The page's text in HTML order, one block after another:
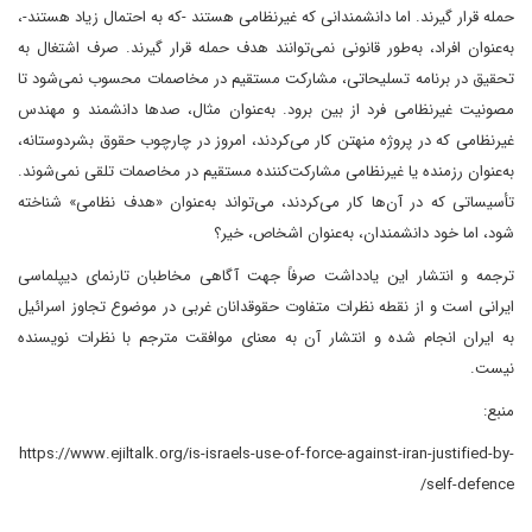
حمله قرار گیرند. اما دانشمندانی که غیرنظامی هستند -که به احتمال زیاد هستند-،
به‌عنوان افراد، به‌طور قانونی نمی‌توانند هدف حمله قرار گیرند. صرف اشتغال به
تحقیق در برنامه تسلیحاتی، مشارکت مستقیم در مخاصمات محسوب نمی‌شود تا
مصونیت غیرنظامی فرد از بین برود. به‌عنوان مثال، صدها دانشمند و مهندس
غیرنظامی که در پروژه منهتن کار می‌کردند، امروز در چارچوب حقوق بشردوستانه،
به‌عنوان رزمنده یا غیرنظامی مشارکت‌کننده مستقیم در مخاصمات تلقی نمی‌شوند.
تأسیساتی که در آن‌ها کار می‌کردند، می‌تواند به‌عنوان «هدف نظامی» شناخته
شود، اما خود دانشمندان، به‌عنوان اشخاص، خیر؟
ترجمه و انتشار این یادداشت صرفاً جهت آگاهی مخاطبان تارنمای دیپلماسی
ایرانی است و از نقطه نظرات متفاوت حقوقدانان غربی در موضوع تجاوز اسرائیل
به ایران انجام شده و انتشار آن به معنای موافقت مترجم با نظرات نویسنده
نیست.
منبع:
https://www.ejiltalk.org/is-israels-use-of-force-against-iran-justified-by-
self-defence/